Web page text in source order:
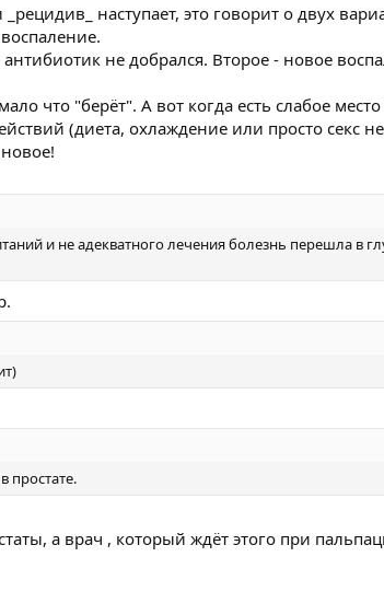
наступает, это говорит о двух
не добрался. Второе - новое
что "берёт". А вот когда есть слабое место
(диета, охлаждение или просто секс не
и не адекватного лечения болезнь перешла в
простате.
а врач , который ждёт этого при